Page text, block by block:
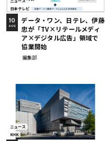
日本テレビ
データ・ワン、日テレ、伊藤
忠が「TV×リテールメディ
ア×デジタル広告」領域で
協業開始
編集部
10
AUG
ニュース
NHK